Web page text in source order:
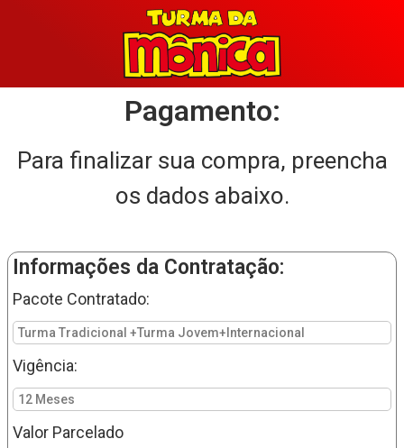
Pagamento:
Para finalizar sua compra, preencha
os dados abaixo.
Informações da Contratação:
Pacote Contratado:
Turma Tradicional +Turma Jovem+Internacional
Vigência:
12 Meses
Valor Parcelado